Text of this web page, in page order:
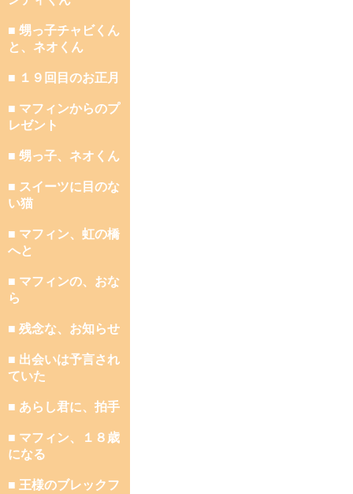
■ 甥っ子チャビくん
と、ネオくん
■ １９回目のお正月
■ マフィンからのプ
レゼント
■ 甥っ子、ネオくん
■ スイーツに目のな
い猫
■ マフィン、虹の橋
へと
■ マフィンの、おな
ら
■ 残念な、お知らせ
■ 出会いは予言され
ていた
■ あらし君に、拍手
■ マフィン、１８歳
になる
■ 王様のブレックフ